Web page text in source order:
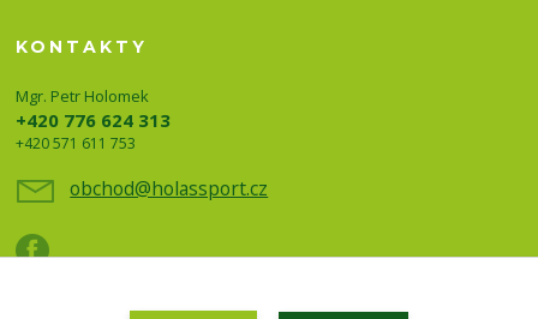
KONTAKTY
Mgr. Petr Holomek
+420 776 624 313
+420 571 611 753
obchod@holassport.cz